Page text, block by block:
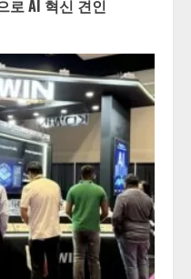
로 AI 혁신 견인